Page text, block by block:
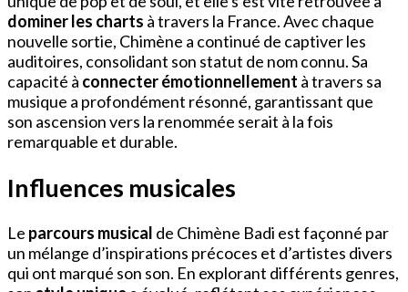
dominer les charts à travers la France. Avec chaque
nouvelle sortie, Chimène a continué de captiver les
auditoires, consolidant son statut de nom connu. Sa
capacité à connecter émotionnellement à travers sa
musique a profondément résonné, garantissant que
son ascension vers la renommée serait à la fois
remarquable et durable.
Influences musicales
Le parcours musical de Chimène Badi est façonné par
un mélange d’inspirations précoces et d’artistes divers
qui ont marqué son son. En explorant différents genres,